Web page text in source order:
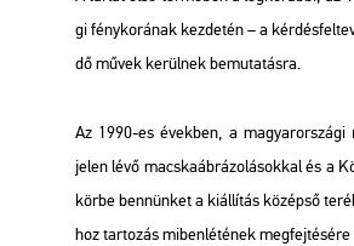
gi fény­ko­rá­nak kez­de­tén – a
dő művek ke­rül­nek be­mu­ta­tás­ra.
Az 1990-es évek­ben, a
jelen lévő macs­ka­áb­rá­zo­lá­sok­kal és a
körbe ben­nün­ket a ki­ál­lí­tás kö­zép­ső
hoz tar­to­zás mi­ben­lé­té­nek